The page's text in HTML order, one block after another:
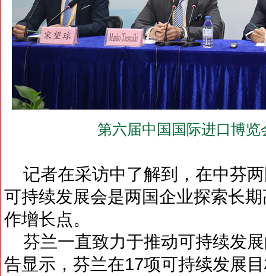
第六届中国国际进口博
记者在采访中了解到，在中芬两
可持续发展会是两国企业探索长
作增长点。
芬兰一直致力于推动可持续发
告显示，芬兰在17项可持续发展